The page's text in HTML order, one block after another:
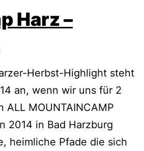
Harz –
Herbst-Highlight steht
an, wenn wir uns für 2
ALL MOUNTAINCAMP
2014 in Bad Harzburg
heimliche Pfade die sich